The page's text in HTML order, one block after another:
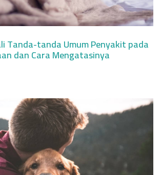
Tanda-tanda Umum Penyakit pada
dan Cara Mengatasinya